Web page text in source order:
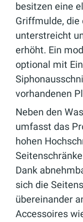
besitzen eine
Griffmulde, die
unterstreicht
erhöht. Ein
optional mit
vorhandenen
Neben den
umfasst das
hohen
Dank
sich die
übereinander
Accessoires